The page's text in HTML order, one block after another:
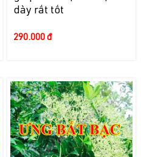
dày rất tốt
290.000 đ